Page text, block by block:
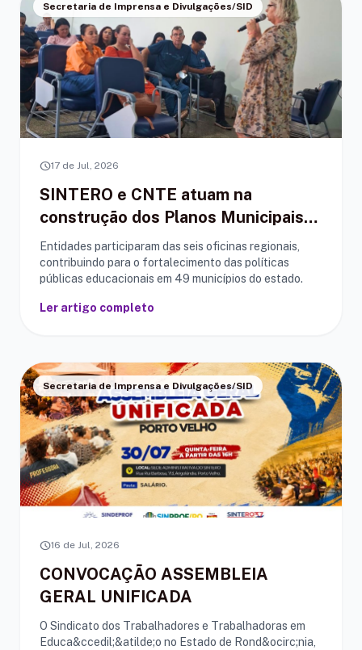
Secretaria de Imprensa e Divulgações/SID
schedule17 de Jul, 2026
SINTERO e CNTE atuam na
construção dos Planos Municipais
de Educação em Rondônia
Entidades participaram das seis oficinas regionais,
contribuindo para o fortalecimento das políticas
públicas educacionais em 49 municípios do estado.
Ler artigo completo
Secretaria de Imprensa e Divulgações/SID
schedule16 de Jul, 2026
CONVOCAÇÃO ASSEMBLEIA
GERAL UNIFICADA
O Sindicato dos Trabalhadores e Trabalhadoras em
Educa&ccedil;&atilde;o no Estado de Rond&ocirc;nia,